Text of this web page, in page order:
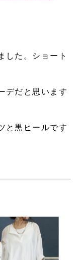
した。ショート
デだと思います
と黒ヒールです